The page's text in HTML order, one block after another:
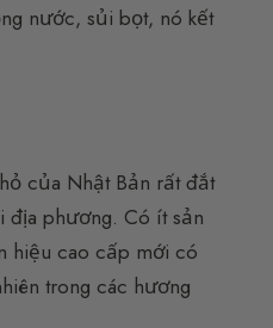
nước, sủi bọt, nó kết
của Nhật Bản rất đắt
địa phương. Có ít sản
hiệu cao cấp mới có
trong các hương